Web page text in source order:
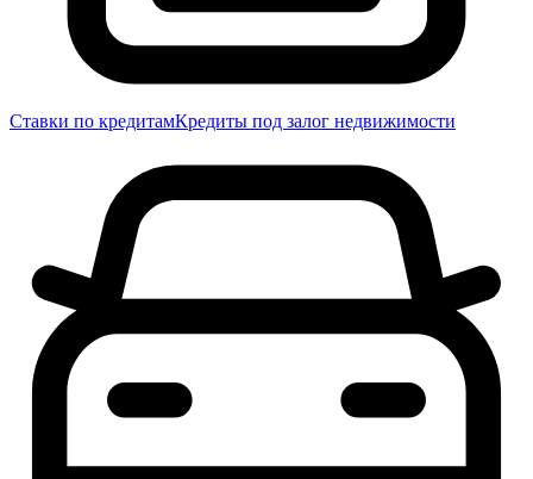
Ставки по кредитамКредиты под залог недвижимости